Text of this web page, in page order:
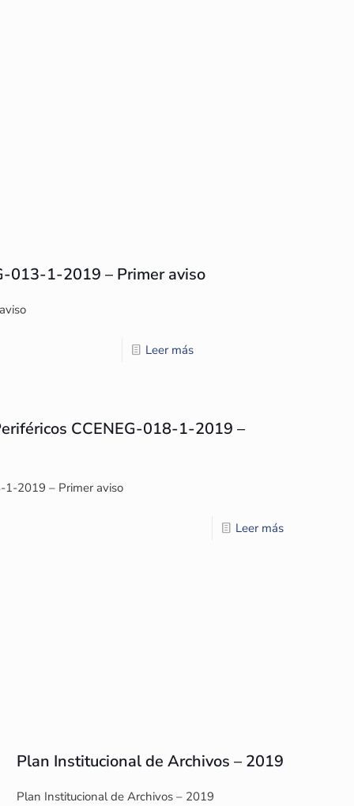
013-1-2019 – Primer aviso
Leer más
CCENEG-018-1-2019 –
1-2019 – Primer aviso
Leer más
Plan Institucional de Archivos – 2019
Plan Institucional de Archivos – 2019